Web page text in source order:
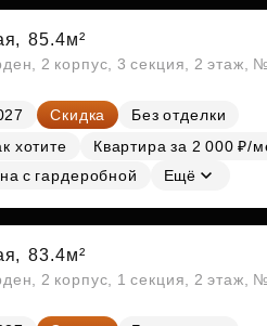
85.4м²
2 корпус, 3 секция, 2 этаж,
Скидка
Без отделки
хотите
Квартира за 2 000 ₽/
с гардеробной
Ещё
83.4м²
2 корпус, 1 секция, 2 этаж,